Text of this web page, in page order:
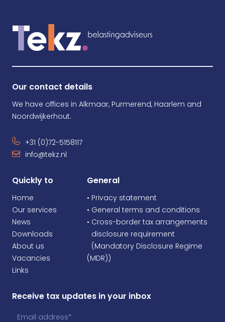
Our contact details
We have offices in Alkmaar, Purmerend, Haarlem and
Noordwijkerhout.
+31 (0)72-5158117
info@tekz.nl
Quickly to
Home
Our services
News
Downloads
About us
Vacancies
Links
General
• Privacy statement
• General terms and conditions
• Cross-border tax arrangements
disclosure requirement
(Mandatory Disclosure Regime
(MDR))
Receive tax updates in your inbox